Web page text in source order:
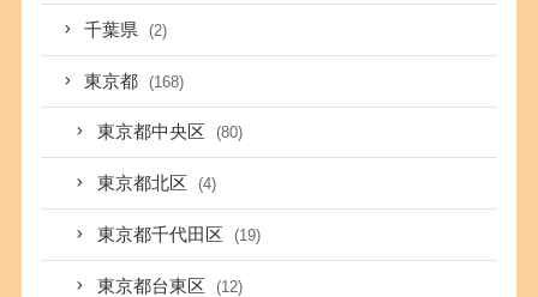
千葉県 (2)
東京都 (168)
東京都中央区 (80)
東京都北区 (4)
東京都千代田区 (19)
東京都台東区 (12)